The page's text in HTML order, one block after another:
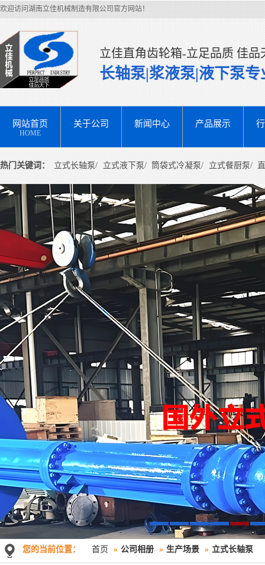
欢迎访问湖南立佳机械制造有限公司官方网站！
立佳直角齿轮箱-立足品质 佳品
长轴泵|浆液泵|液下泵
网站首页
HOME
关于公司 新闻中心 产品展示
热门关键词： 立式长轴泵/ 立式液下泵/ 筒袋式冷凝泵/ 立式餐厨泵/
您的当前位置： 首页 » 公司相册 » 生产场景 » 立式长轴泵